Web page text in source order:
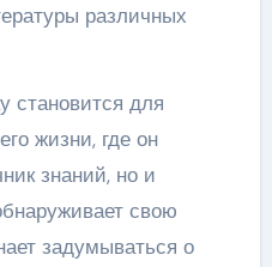
различных
становится для
жизни, где он
знаний, но и
свою
задумываться о